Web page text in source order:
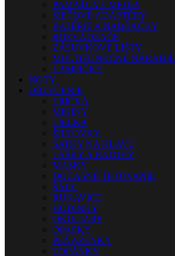
PAMÄŤOVÉ MÉDIÁ
SIEŤOVÉ ADAPTÉRY
BATÉRIE A NABÍJAČKY
ROZVÁDZAČE
ZÁSUVKOVÉ LIŠTY
MULTIFUNKČNÉ NÁRADIE
LAMPIČKY
NOTY
OBLEČENIE
TRIČKÁ
MIKINY
TIELKA
ŠILTOVKY
ŠATKY NA HLAVU
TAŠKY A BATOHY
MASKY
DOČASNÉ TETOVANIE
ŠÁLY
RUKAVICE
HODINKY
OKULIARE
OPASKY
PEŇAŽENKY
TOPÁNKY